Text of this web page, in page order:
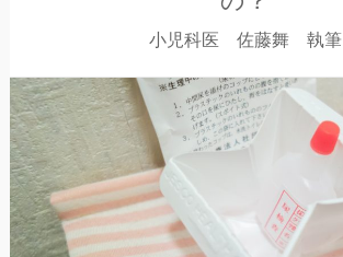
小児科医 佐藤舞 執筆